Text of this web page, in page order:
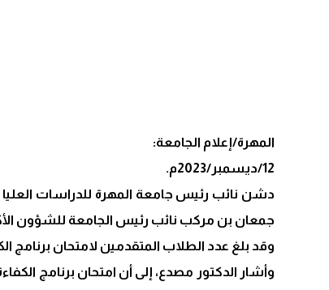
المهرة/إعلام الجامعة:
12/ديسمبر/2023م.
دشن نائب رئيس جامعة المهرة للدراسات العليا
جمعان بن مركب نائب رئيس الجامعة للشؤون
وقد بلغ عدد الطلاب المتقدمين لامتحان برنامج الكفاءة لهذه الدورة (25) طالبا
وأشار الدكتور مصدع، إلى أن امتحان برنامج